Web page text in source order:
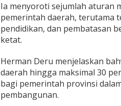
n
P
e
i
n
t
a
h
Ia menyoroti sejumlah aturan
pemerintah daerah,
pendidikan, dan pembatasan
ketat.
Herman Deru menjelaskan
daerah hingga maksimal 30
bagi pemerintah provinsi
pembangunan.